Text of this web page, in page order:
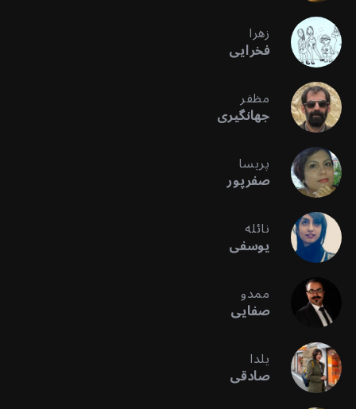
زهرا
فخرایی
مظفر
جهانگیری
پریسا
صفرپور
نائله
یوسفی
ممدو
صفایی
یلدا
صادقی